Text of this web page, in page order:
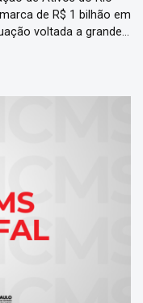
de R$ 1 bilhão em
voltada a grandes
foi divulgada
do Sul em 2 de junho